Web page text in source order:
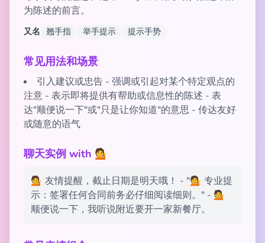
为陈述的前言。
又名 翘手指 举手提示 提示手势
常见用法和场景
引入建议或忠告 - 强调或引起对某个特定观点的
注意 - 表示即将提供有帮助或信息性的陈述 - 表
达"顺便说一下"或"只是让你知道"的意思 - 传达友好
或随意的语气
聊天实例 with 💁
💁 友情提醒，截止日期是明天哦！ - "💁 专业提
示：签署任何合同前务必仔细阅读细则。" - 💁
顺便说一下，我听说附近要开一家新餐厅。